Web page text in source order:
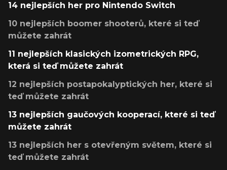
14 nejlepších her pro Nintendo Switch
10 nejlepších boomer shooterů, které si teď
můžete zahrát
11 nejlepších klasických izometrických RPG,
která si teď můžete zahrát
12 nejlepších postapokalyptických her, které si
teď můžete zahrát
13 nejlepších gaučových kooperací, které si teď
můžete zahrát
13 nejlepších her s otevřeným světem, které si
teď můžete zahrát